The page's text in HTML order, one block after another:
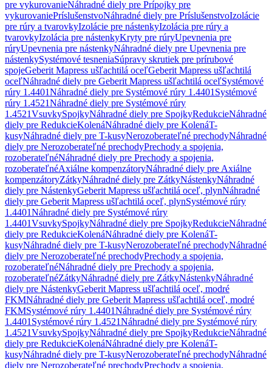
pre vykurovanieNáhradné diely pre Prípojky pre
vykurovaniePríslušenstvoNáhradné diely pre PríslušenstvoIzolácie
pre rúry a tvarovkyIzolácie pre nástenkyIzolácia pre rúry a
tvarovkyIzolácia pre nástenkyKryty pre rúryUpevnenia pre
rúryUpevnenia pre nástenkyNáhradné diely pre Upevnenia pre
nástenkySystémové tesneniaSúpravy skrutiek pre prírubové
spojeGeberit Mapress ušľachtilá oceľGeberit Mapress ušľachtilá
oceľNáhradné diely pre Geberit Mapress ušľachtilá oceľSystémové
rúry 1.4401Náhradné diely pre Systémové rúry 1.4401 Systémové
rúry 1.4521Náhradné diely pre Systémové rúry
1.4521VsuvkySpojkyNáhradné diely pre SpojkyRedukcieNáhradné
diely pre RedukcieKolenáNáhradné diely pre KolenáT-
kusyNáhradné diely pre T-kusyNerozoberateľné prechodyNáhradné
diely pre Nerozoberateľné prechodyPrechody a spojenia,
rozoberateľnéNáhradné diely pre Prechody a spojenia,
rozoberateľnéAxiálne kompenzátoryNáhradné diely pre Axiálne
kompenzátoryZátkyNáhradné diely pre ZátkyNástenkyNáhradné
diely pre NástenkyGeberit Mapress ušľachtilá oceľ, plynNáhradné
diely pre Geberit Mapress ušľachtilá oceľ, plynSystémové rúry
1.4401Náhradné diely pre Systémové rúry
1.4401VsuvkySpojkyNáhradné diely pre SpojkyRedukcieNáhradné
diely pre RedukcieKolenáNáhradné diely pre KolenáT-
kusyNáhradné diely pre T-kusyNerozoberateľné prechodyNáhradné
diely pre Nerozoberateľné prechodyPrechody a spojenia,
rozoberateľnéNáhradné diely pre Prechody a spojenia,
rozoberateľnéZátkyNáhradné diely pre ZátkyNástenkyNáhradné
diely pre NástenkyGeberit Mapress ušľachtilá oceľ, modré
FKMNáhradné diely pre Geberit Mapress ušľachtilá oceľ, modré
FKMSystémové rúry 1.4401Náhradné diely pre Systémové rúry
1.4401 Systémové rúry 1.4521Náhradné diely pre Systémové rúry
1.4521VsuvkySpojkyNáhradné diely pre SpojkyRedukcieNáhradné
diely pre RedukcieKolenáNáhradné diely pre KolenáT-
kusyNáhradné diely pre T-kusyNerozoberateľné prechodyNáhradné
diely pre Nerozoberateľné prechodyPrechody a spojenia,